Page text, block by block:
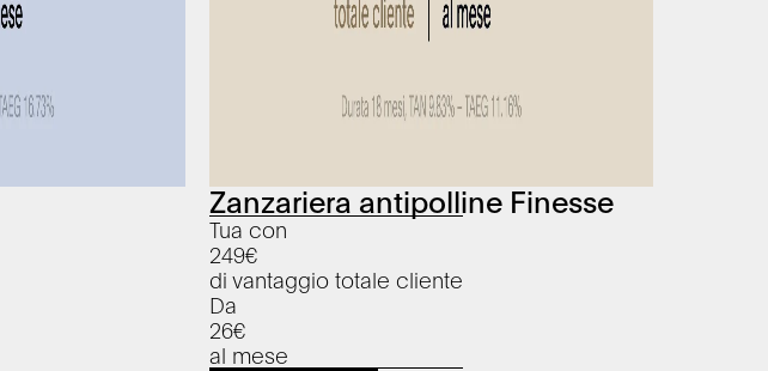
Zanzariera antipolline Finesse
Tua con
249€
di vantaggio totale cliente
Da
26€
al mese